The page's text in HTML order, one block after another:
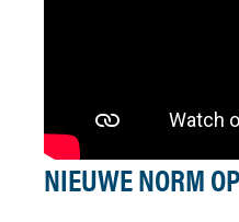
NIEUWE NORM